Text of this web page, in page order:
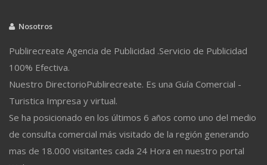
Nosotros
Publirecreate Agencia de Publicidad .Servicio de Publicidad
100% Efectiva.
Nuestro DirectorioPublirecreate. Es una Guía Comercial -
Turistica Impresa y virtual.
Se ha posicionado en los últimos 6 años como uno del medio
de consulta comercial más visitado de la región generando
mas de 18.000 visitantes cada 24 Hora en nuestro portal